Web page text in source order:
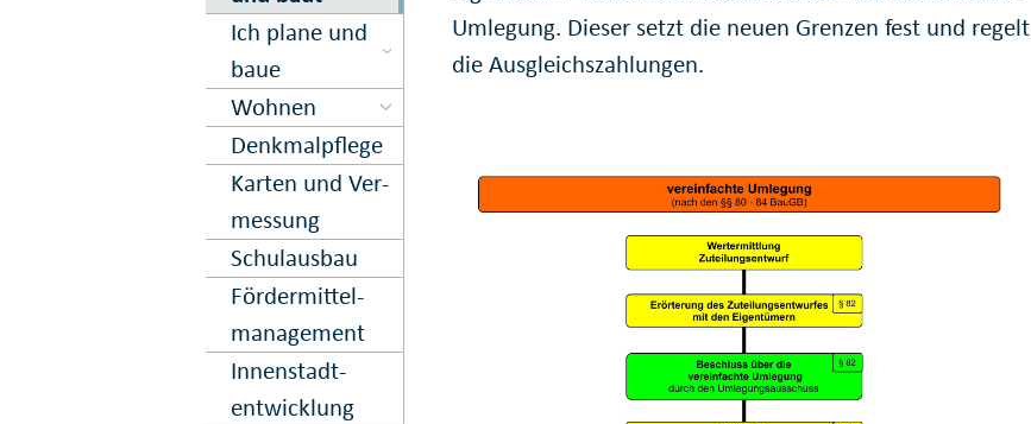
Ich plane und
baue
Wohnen
Denkmal­pflege
Karten und Ver­
messung
Schulausbau
Förder­mittel­
management
Innen­stadt­
entwick­lung
Umlegung. Dieser setzt die neuen Grenzen fest und regelt
die Ausgleichszahlungen.